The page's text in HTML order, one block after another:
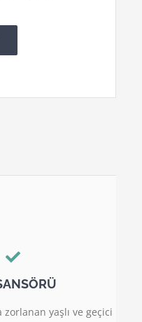
zorlanan yaşlı ve geçici